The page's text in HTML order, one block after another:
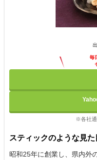
毎
※各社通
スティックのような見た
昭和25年に創業し、県内外